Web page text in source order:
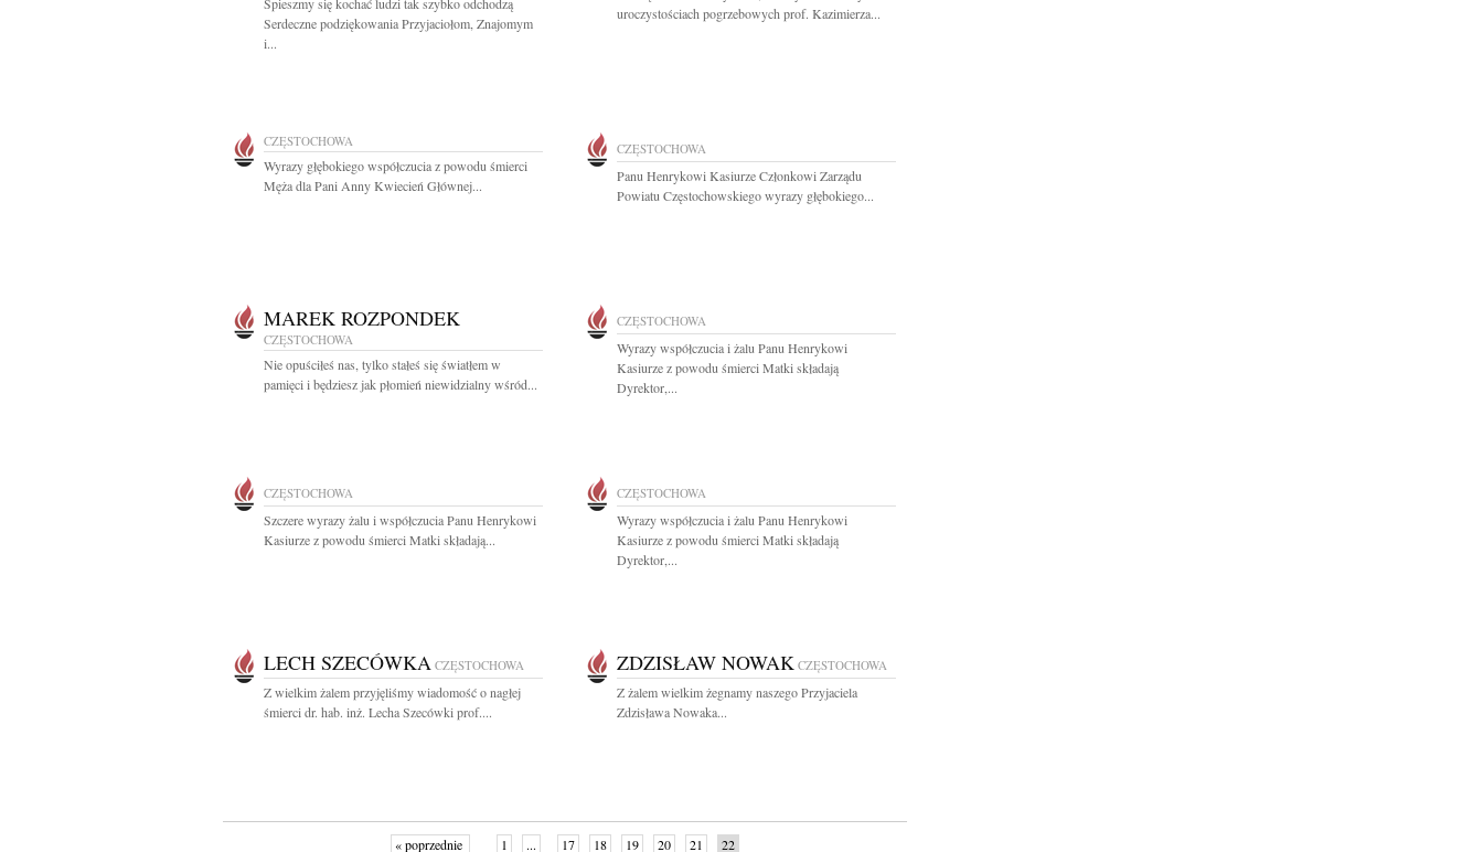
Serdeczne podziękowania Przyjaciołom, Znajomym
i...
uroczystościach pogrzebowych prof. Kazimierza...
CZĘSTOCHOWA
Wyrazy głębokiego współczucia z powodu śmierci
Męża dla Pani Anny Kwiecień Głównej...
CZĘSTOCHOWA
Panu Henrykowi Kasiurze Członkowi Zarządu
Powiatu Częstochowskiego wyrazy głębokiego...
MAREK ROZPONDEK
CZĘSTOCHOWA
Nie opuściłeś nas, tylko stałeś się światłem w
pamięci i będziesz jak płomień niewidzialny wśród...
CZĘSTOCHOWA
Wyrazy współczucia i żalu Panu Henrykowi
Kasiurze z powodu śmierci Matki składają
Dyrektor,...
CZĘSTOCHOWA
Szczere wyrazy żalu i współczucia Panu Henrykowi
Kasiurze z powodu śmierci Matki składają...
CZĘSTOCHOWA
Wyrazy współczucia i żalu Panu Henrykowi
Kasiurze z powodu śmierci Matki składają
Dyrektor,...
LECH SZECÓWKA CZĘSTOCHOWA
Z wielkim żalem przyjęliśmy wiadomość o nagłej
śmierci dr. hab. inż. Lecha Szecówki prof....
ZDZISŁAW NOWAK CZĘSTOCHOWA
Z żalem wielkim żegnamy naszego Przyjaciela
Zdzisława Nowaka...
« poprzednie 1 ... 17 18 19 20 21 22